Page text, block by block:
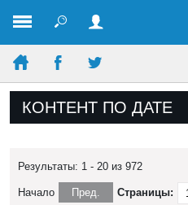
КОНТЕНТ ПО ДАТЕ
Результаты: 1 - 20 из 972
Начало Пред. Страницы: